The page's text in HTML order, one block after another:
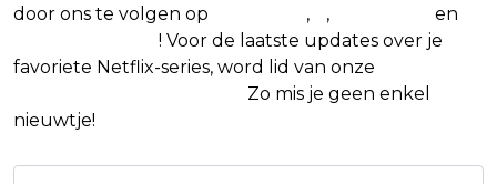
door ons te volgen op
, ,
en
! Voor de laatste updates over je
favoriete Netflix-series, word lid van onze
Zo mis je geen enkel
nieuwtje!